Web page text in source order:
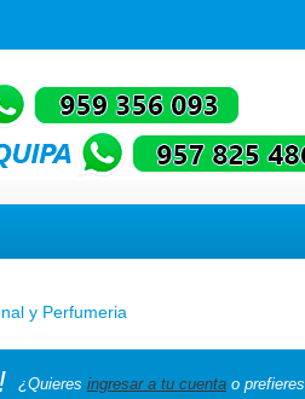
y Perfumeria
¿Quieres ingresar a tu cuenta o prefieres